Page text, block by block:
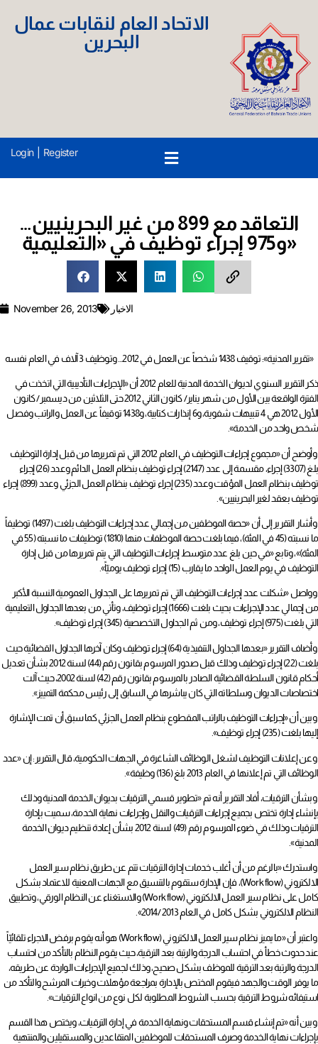
الاتحاد العام لنقابات عمال
البحرين
Login Register
التعاقد مع 899 من غير البحرينيين…
و975 إجراء توظيف في «التعليمية»
November 26, 2013 الاخبار
«تقرير المدنية»: توقيف 1438 شخصاً عن العمل في 2012… وتوظيف 3 آلاف في العام نفسه
ذكر التقرير السنوي لديوان الخدمة المدنية للعام 2012 أن «الإجراءات التأديبية التي اتخذت في
الفترة الواقعة بين الأول من شهر يناير/ كانون الثاني 2012 حتى الثلاثين من ديسمبر/ كانون
الأول 2012 هي 4 تنبيهات شفوية، و6 إنذارات كتابية، و1438 توقيفاً عن العمل والراتب وفصل
شخص واحد من الخدمة».
وأوضح أن «مجموع إجراءات التوظيف في العام 2012 التي تم تمريرها من قبل إدارة التوظيف
بلغ (3307) إجراء، مقسمة إلى عدد (2147) إجراء توظيف بنظام العمل الدائم وعدد (26) إجراء
توظيف بنظام العمل المؤقت وعدد (235) إجراء توظيف بنظام العمل الجزئي وعدد (899) إجراء
توظيف بعقد لغير البحرينيين».
وأشار التقرير إلى أن «حصة الموظفين من إجمالي عدد إجراءات التوظيف بلغت (1497) توظيفاً
ما نسبته (45 في المئة)، فيما بلغت حصة الموظفات منها (1810) توظيفات ما نسبته (55 في
المئة)»، وتابع «في حين بلغ عدد متوسط إجراءات التوظيف التي يتم تمريرها من قبل إدارة
التوظيف في يوم العمل الواحد ما يقارب (15) إجراء توظيف يوميّاً».
وواصل «شكلت عدد إجراءات التوظيف التي تم تمريرها على الجداول العمومية النسبة الأكبر
من إجمالي عدد الإجراءات بحيث بلغت (1666) إجراء توظيف، وتأتي من بعدها الجداول التعليمية
التي بلغت (975) إجراء توظيف، ومن ثم الجداول التخصصية (345) إجراء توظيف».
وأضاف التقرير «بعدها الجداول التنفيذية (64) إجراء توظيف وكان آخرها الجداول القضائية حيث
بلغت (22) إجراء توظيف وذلك قبل صدور المرسوم بقانون رقم (44) لسنة 2012 بشأن تعديل
أحكام قانون السلطة القضائية الصادر بالمرسوم بقانون رقم (42) لسنة 2002، حيث آلت
اختصاصات الديوان وسلطاته التي كان يباشرها في السابق إلى رئيس محكمة التمييز».
وبين أن «إجراءات التوظيف بالراتب المقطوع بنظام العمل الجزئي كما سبق أن تمت الإشارة
إليها بلغت (235) إجراء توظيف».
وعن إعلانات التوظيف لشغل الوظائف الشاغرة في الجهات الحكومية، قال التقرير: إن «عدد
الوظائف التي تم إعلانها في العام 2013 بلغ (136) وظيفة».
وبشأن الترقيات، أفاد التقرير أنه تم «تطوير قسمي الترقيات بديوان الخدمة المدنية وذلك
بإنشاء إدارة تختص بجميع إجراءات الترقيات والنقل وإجراءات نهاية الخدمة، سميت بإدارة
الترقيات وذلك في ضوء المرسوم رقم (49) لسنة 2012 بشأن إعادة تنظيم ديوان الخدمة
المدنية».
واستدرك «بالرغم من أن أغلب خدمات إدارة الترقيات تتم عن طريق نظام سير العمل
الالكتروني (Work flow)، فإن الإدارة ستقوم بالتنسيق مع الجهات المعنية للاعتماد بشكل
كامل على نظام سير العمل الالكتروني (Work flow) والاستغناء عن النظام الورقي، وتطبيق
النظام الالكتروني بشكل كامل في العام 2013 /2014».
واعتبر أن «ما يميز نظام سير العمل الالكتروني (Work flow) هو أنه يقوم برفض الاجراء تلقائيّاً
عند حدوث خطأ في احتساب الدرجة والرتبة بعد الترقية، حيث يقوم النظام بالتأكد من احتساب
الدرجة والرتبة بعد الترقية للموظف بشكل صحيح، وذلك لجميع الإجراءات الواردة عن طريقه،
ما يوفر الوقت والجهد فيقوم المختص بالإدارة بمراجعة مؤهلات وخبرات المرشح والتأكد من
استيفائه شروط الترقية بحسب الشروط المطلوبة لكل نوع من انواع الترقيات».
وبين أنه «تم إنشاء قسم المستحقات ونهاية الخدمة في إدارة الترقيات، ويختص هذا القسم
بإجراءات نهاية الخدمة وصرف المستحقات للموظفين المتقاعدين والمستقيلين والمنتهية